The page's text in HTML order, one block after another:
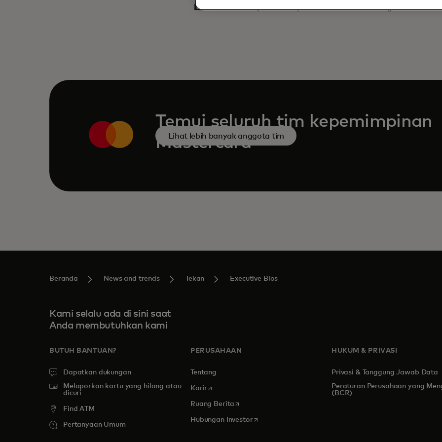
lulusan University of Pennsylvania dan memiliki 10 gelar doktor
Temui seluruh tim kepemimpinan
Mastercard
Lihat lebih banyak anggota tim
Beranda News and trends Tekan Executive Bios
Kami selalu ada di sini saat
Anda membutuhkan kami
BUTUH BANTUAN?
Dapatkan dukungan
Melaporkan kartu yang hilang atau
dicuri
Find ATM
Pertanyaan Umum
PERUSAHAAN
Tentang
Kariropens in a new tab
Ruang Berita opens in a new tab
Hubungan Investoropens in a new tab
HUKUM & PRIVASI
Privasi & Tanggung Jawab Data
Peraturan Perusahaan yang
(BCR)